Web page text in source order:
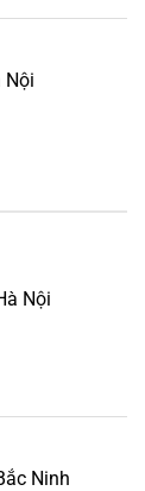
Nội
Nội
Ninh